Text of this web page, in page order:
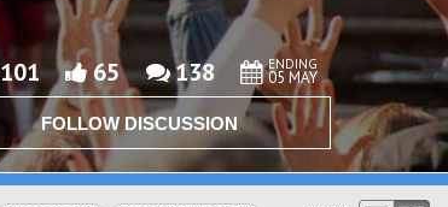
101 65 138 ENDING
05 MAY
FOLLOW DISCUSSION